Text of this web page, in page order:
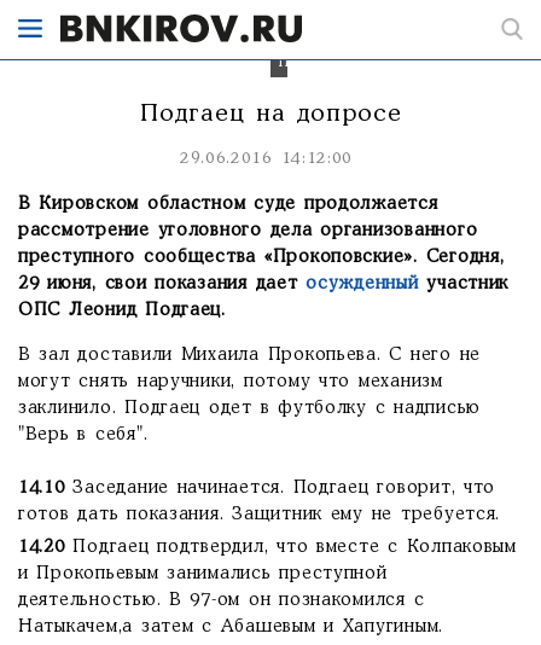
Леонид
Подгаец
Подгаец на допросе
29.06.2016 14:12:00
В Кировском областном суде продолжается
рассмотрение уголовного дела организованного
преступного сообщества «Прокоповские». Сегодня,
29 июня, свои показания даетосужденныйучастник
ОПС Леонид Подгаец.
В зал доставили Михаила Прокопьева. С него не
могут снять наручники, потому что механизм
заклинило. Подгаец одет в футболку с надписью
"Верь в себя".
14.10Заседание начинается. Подгаец говорит, что
готов дать показания. Защитник ему не требуется.
14.20Подгаец подтвердил, что вместе с Колпаковым
и Прокопьевым занимались преступной
деятельностью. В 97-ом он познакомился с
Натыкачем,а затем с Абашевым и Хапугиным.